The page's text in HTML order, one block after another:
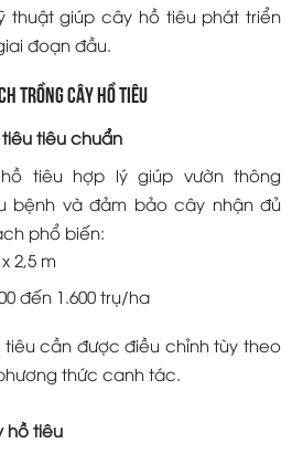
thuật giúp cây hồ tiêu phát triển
đoạn đầu.
trồng cây hồ tiêu
tiêu chuẩn
tiêu hợp lý giúp vườn thông
bệnh và đảm bảo cây nhận đủ
phổ biến:
2,5 m
đến 1.600 trụ/ha
cần được điều chỉnh tùy theo
thức canh tác.
hồ tiêu